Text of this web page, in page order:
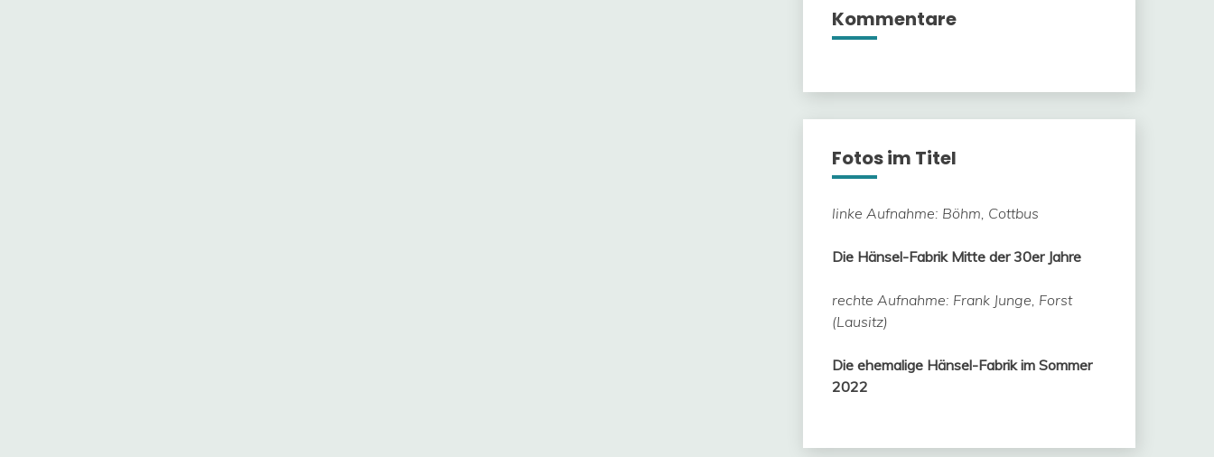
Kommentare
Fotos im Titel
linke Aufnahme: Böhm, Cottbus
Die Hänsel-Fabrik Mitte der 30er Jahre
rechte Aufnahme: Frank Junge, Forst
(Lausitz)
Die ehemalige Hänsel-Fabrik im Sommer
2022